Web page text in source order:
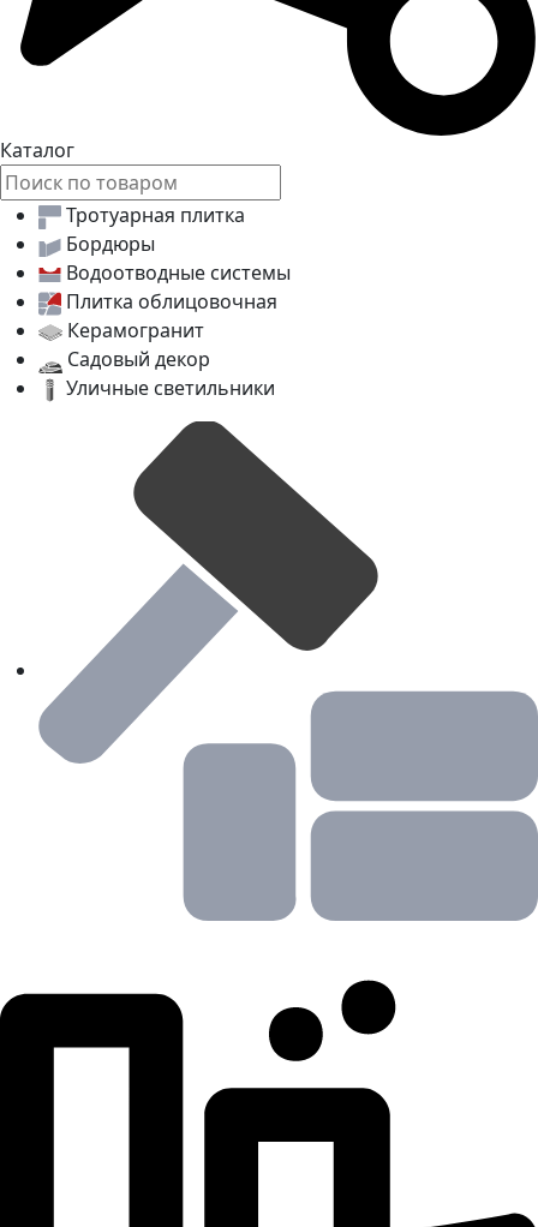
Каталог
Тротуарная плитка
Бордюры
Водоотводные системы
Плитка облицовочная
Керамогранит
Садовый декор
Уличные светильники